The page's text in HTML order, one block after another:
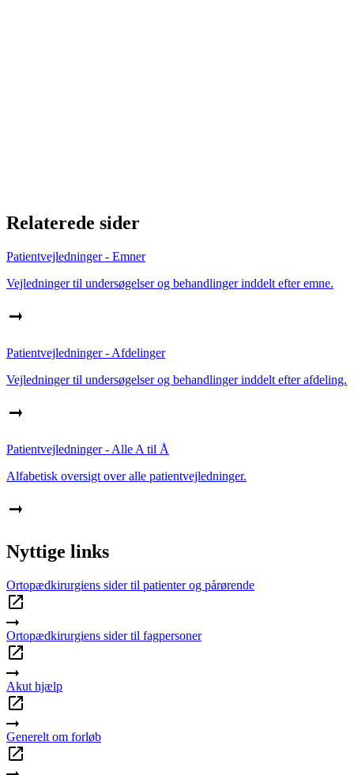
Relaterede sider
Patientvejledninger - Emner
Vejledninger til undersøgelser og behandlinger inddelt efter emne.
Patientvejledninger - Afdelinger
Vejledninger til undersøgelser og behandlinger inddelt efter afdeling.
Patientvejledninger - Alle A til Å
Alfabetisk oversigt over alle patientvejledninger.
Nyttige links
Ortopædkirurgiens sider til patienter og pårørende
Ortopædkirurgiens sider til fagpersoner
Akut hjælp
Generelt om forløb